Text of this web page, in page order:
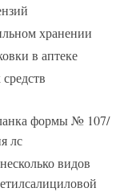
хранении
в аптеке
формы № 107/
лс
видов